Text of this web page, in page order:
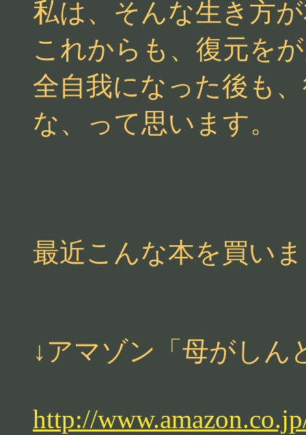
私は、そんな生き方
これからも、復元を
全自我になった後も
な、って思います。
最近こんな本を買い
↓アマゾン「母がしん
http://